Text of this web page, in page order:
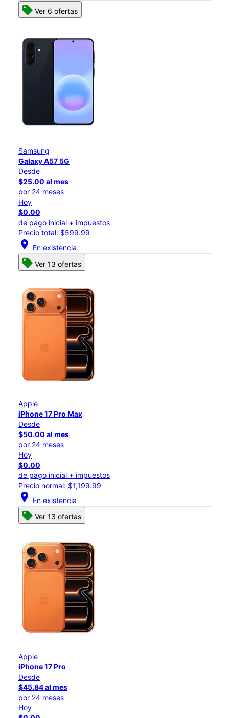
Ver 6 ofertas
Samsung
Galaxy A57 5G
Desde
$25.00 al mes
por 24 meses
Hoy
$0.00
de pago inicial + impuestos
Precio total: $599.99
location_on En existencia
Ver 13 ofertas
Apple
iPhone 17 Pro Max
Desde
$50.00 al mes
por 24 meses
Hoy
$0.00
de pago inicial + impuestos
Precio normal: $1,199.99
location_on En existencia
Ver 13 ofertas
Apple
iPhone 17 Pro
Desde
$45.84 al mes
por 24 meses
Hoy